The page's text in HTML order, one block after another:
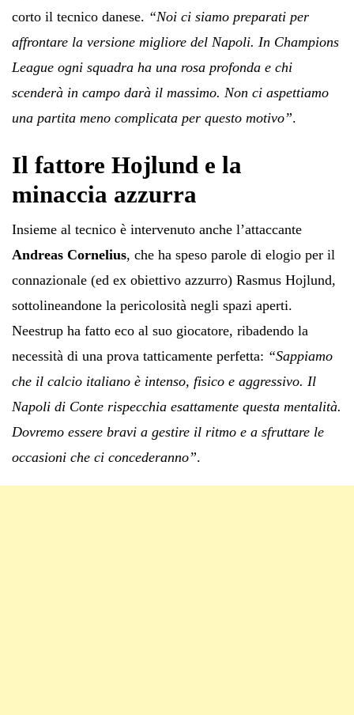
corto il tecnico danese. “Noi ci siamo preparati per
affrontare la versione migliore del Napoli. In Champions
League ogni squadra ha una rosa profonda e chi
scenderà in campo darà il massimo. Non ci aspettiamo
una partita meno complicata per questo motivo”.
Il fattore Hojlund e la
minaccia azzurra
Insieme al tecnico è intervenuto anche l’attaccante
Andreas Cornelius, che ha speso parole di elogio per il
connazionale (ed ex obiettivo azzurro) Rasmus Hojlund,
sottolineandone la pericolosità negli spazi aperti.
Neestrup ha fatto eco al suo giocatore, ribadendo la
necessità di una prova tatticamente perfetta: “Sappiamo
che il calcio italiano è intenso, fisico e aggressivo. Il
Napoli di Conte rispecchia esattamente questa mentalità.
Dovremo essere bravi a gestire il ritmo e a sfruttare le
occasioni che ci concederanno”.